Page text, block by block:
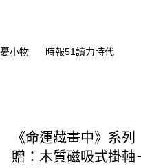
小物 時報51讀力時代
《命運藏畫中》系
贈：木質磁吸式掛軸